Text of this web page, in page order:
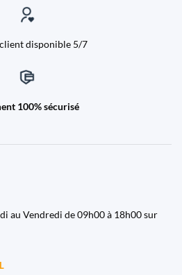
disponible 5/7
100% sécurisé
au Vendredi de 09h00 à 18h00 sur